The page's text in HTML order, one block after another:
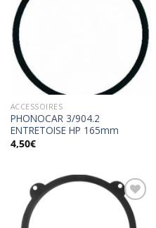
wishlist
ACCESSOIRES
PHONOCAR 3/904.2
ENTRETOISE HP 165mm
4,50€